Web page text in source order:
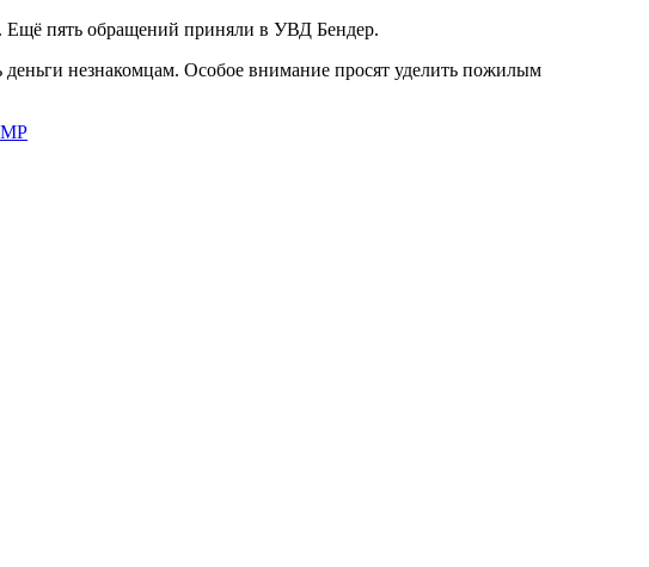
Ещё пять обращений приняли в УВД Бендер.
деньги незнакомцам. Особое внимание просят уделить пожилым